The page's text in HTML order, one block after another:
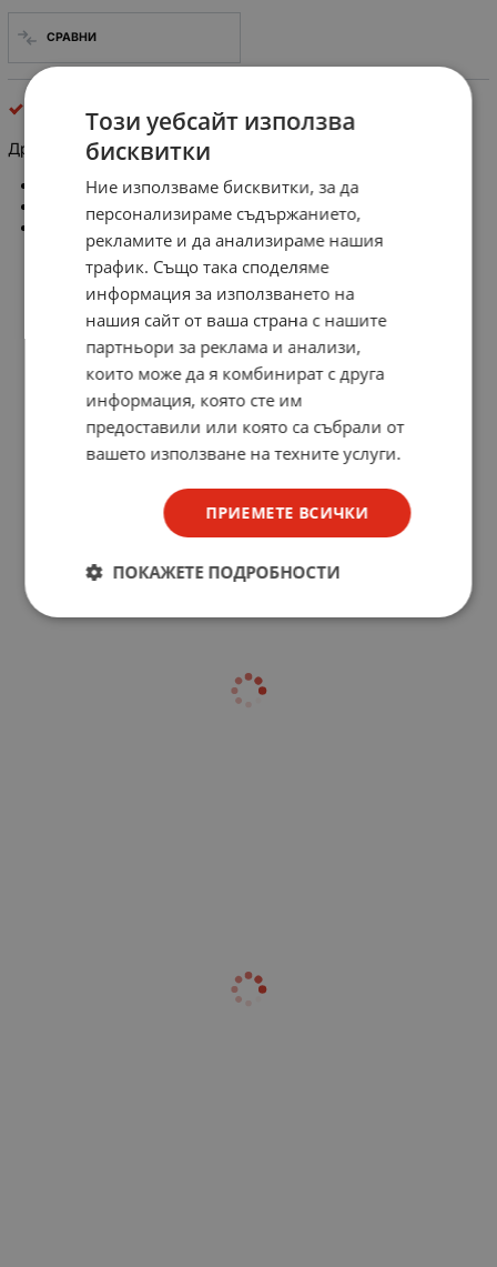
СРАВНИ
Принадлежности за тонколони и озвучителни тела
Дръжка за тонколона KPH-1, пластмасова
Размери: 23 x 19cm
EAN: 5901436709558
Този уебсайт използва
бисквитки
Ние използваме бисквитки, за да
персонализираме съдържанието,
рекламите и да анализираме нашия
трафик. Също така споделяме
информация за използването на
нашия сайт от ваша страна с нашите
партньори за реклама и анализи,
които може да я комбинират с друга
информация, която сте им
предоставили или която са събрали от
вашето използване на техните услуги.
ПРИЕМЕТЕ ВСИЧКИ
ПОКАЖЕТЕ ПОДРОБНОСТИ